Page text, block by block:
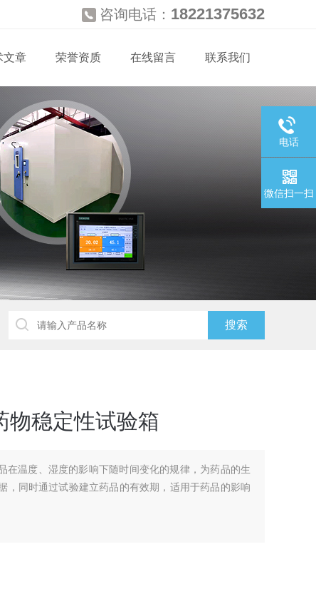
咨询电话： 18221375632
文章 荣誉资质 在线留言 联系我们
物稳定性试验箱
在温度、湿度的影响下随时间变化的规律，为药品的生
，同时通过试验建立药品的有效期，适用于药品的影响
电话
微信扫一扫